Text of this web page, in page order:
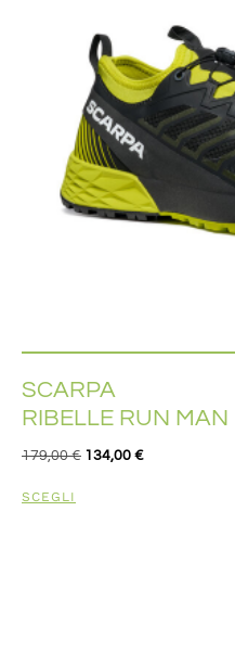
SCARPA
RIBELLE RUN MAN
179,00€ 134,00 €
SCEGLI